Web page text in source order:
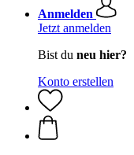
Anmelden
Jetzt anmelden
Bist du neu hier?
Konto erstellen